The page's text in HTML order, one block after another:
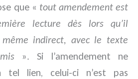
que « tout amendement est
lecture dès lors qu’il
indirect, avec le texte
». Si l’amendement ne
tel lien, celui-ci n’est pas